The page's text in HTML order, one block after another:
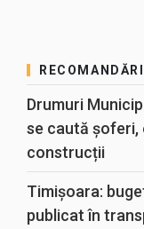
Drumuri
se caută șoferi,
construcții
Timișoara:
publicat în